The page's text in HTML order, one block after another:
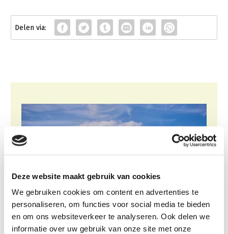
Deze website maakt gebruik van cookies
We gebruiken cookies om content en advertenties te
personaliseren, om functies voor social media te bieden
en om ons websiteverkeer te analyseren. Ook delen we
informatie over uw gebruik van onze site met onze